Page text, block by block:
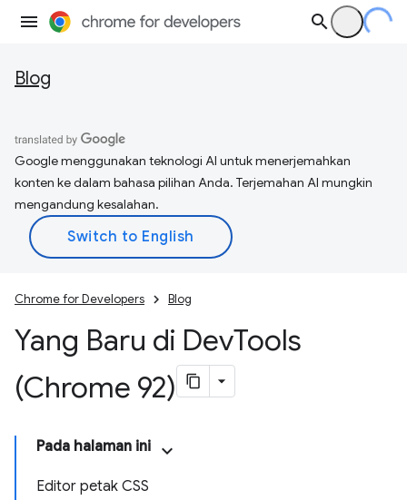
Blog
Google menggunakan teknologi AI untuk menerjemahkan
konten ke dalam bahasa pilihan Anda. Terjemahan AI mungkin
mengandung kesalahan.
Chrome for Developers Blog
Yang Baru di DevTools
(Chrome 92)
Pada halaman ini
Editor petak CSS